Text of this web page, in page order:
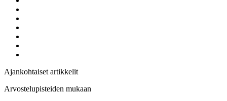
Ajankohtaiset artikkelit
Arvostelupisteiden mukaan